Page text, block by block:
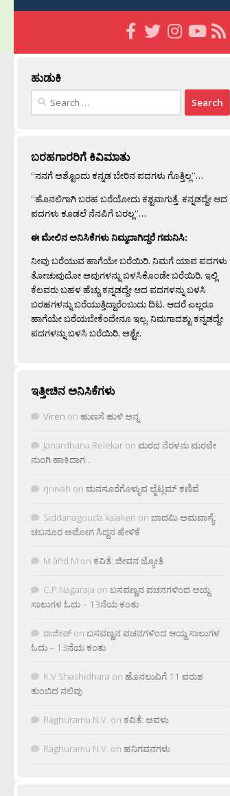
ಹುಡುಕಿ
Search
ಬರಹಗಾರರಿಗೆ ಕಿವಿಮಾತು
“ನನಗೆ ಅಶ್ಟೊಂದು ಕನ್ನಡ ಬೇರಿನ ಪದಗಳು ಗೊತ್ತಿಲ್ಲ”…
“ಹೊನಲಿಗಾಗಿ ಬರಹ ಬರೆಯೋದು ಕಶ್ಟವಾಗುತ್ತೆ. ಕನ್ನಡದ್ದೇ ಆದ
ಪದಗಳು ಕೂಡಲೆ ನೆನಪಿಗೆ ಬರಲ್ಲ”…
ಈ ಮೇಲಿನ ಅನಿಸಿಕೆಗಳು ನಿಮ್ಮದಾಗಿದ್ದರೆ ಗಮನಿಸಿ:
ನೀವು ಬರೆಯುವ ಹಾಗೆಯೇ ಬರೆಯಿರಿ. ನಿಮಗೆ ಯಾವ ಪದಗಳು
ತೋಚುವುದೋ ಅವುಗಳನ್ನು ಬಳಸಿಕೊಂಡೇ ಬರೆಯಿರಿ. ಇಲ್ಲಿ
ಕೆಲವರು ಬಹಳ ಹೆಚ್ಚು ಕನ್ನಡದ್ದೇ ಆದ ಪದಗಳನ್ನು ಬಳಸಿ
ಬರಹಗಳನ್ನು ಬರೆಯುತ್ತಿದ್ದಾರೆಂಬುದು ದಿಟ. ಆದರೆ ಎಲ್ಲರೂ
ಹಾಗೆಯೇ ಬರೆಯಬೇಕೆಂದೇನೂ ಇಲ್ಲ. ನಿಮಗಾದಶ್ಟು ಕನ್ನಡದ್ದೇ
ಪದಗಳನ್ನು ಬಳಸಿ ಬರೆಯಿರಿ, ಅಶ್ಟೇ.
ಇತ್ತೀಚಿನ ಅನಿಸಿಕೆಗಳು
Viren on ಹುಣಸೆ ಹುಳಿ ಅನ್ನ
Janardhana Relekar on ಮರದ ನೆರಳನು ಮರವೇ
ನುಂಗಿ ಹಾಕಿದಾಗ…
rjnivah on ಮನಸೂರೆಗೊಳ್ಳುವ ಲೈಟ್ಲಮ್ ಕಣಿವೆ
Siddanagouda kalakeri on ಬಾದಮಿ ಅಮವಾಸ್ಯೆ:
ಚಬನೂರ ಅಮೋಗ ಸಿದ್ದನ ಹೇಳಿಕೆ
M âñd M on ಕವಿತೆ: ಜೀವನ ಜ್ಯೋತಿ
C.P.Nagaraja on ಬಸವಣ್ಣನ ವಚನಗಳಿಂದ ಆಯ್ದ
ಸಾಲುಗಳ ಓದು – 13ನೆಯ ಕಂತು
ರಾಜೀವ್ on ಬಸವಣ್ಣನ ವಚನಗಳಿಂದ ಆಯ್ದ ಸಾಲುಗಳ
ಓದು – 13ನೆಯ ಕಂತು
K.V Shashidhara on ಹೊನಲುವಿಗೆ 11 ವರುಶ
ತುಂಬಿದ ನಲಿವು
Raghuramu N.V. on ಕವಿತೆ: ಅವಳು
Raghuramu N.V. on ಹನಿಗವನಗಳು